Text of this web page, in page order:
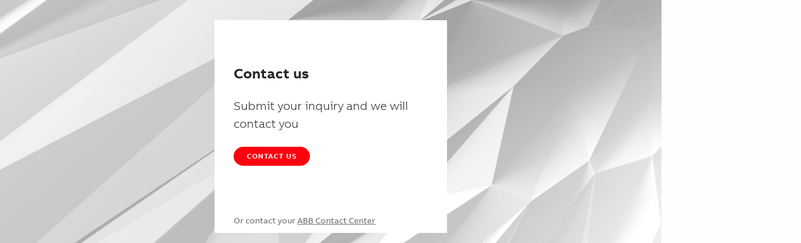
Contact us
Submit your inquiry and we will
contact you
CONTACT US
Or contact your ABB Contact Center